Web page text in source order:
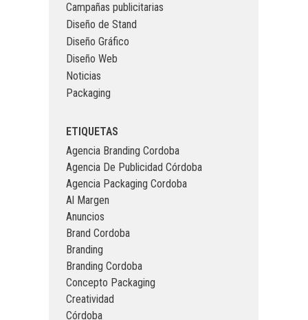
Campañas publicitarias
Diseño de Stand
Diseño Gráfico
Diseño Web
Noticias
Packaging
ETIQUETAS
Agencia Branding Cordoba
Agencia De Publicidad Córdoba
Agencia Packaging Cordoba
Al Margen
Anuncios
Brand Cordoba
Branding
Branding Cordoba
Concepto Packaging
Creatividad
Córdoba